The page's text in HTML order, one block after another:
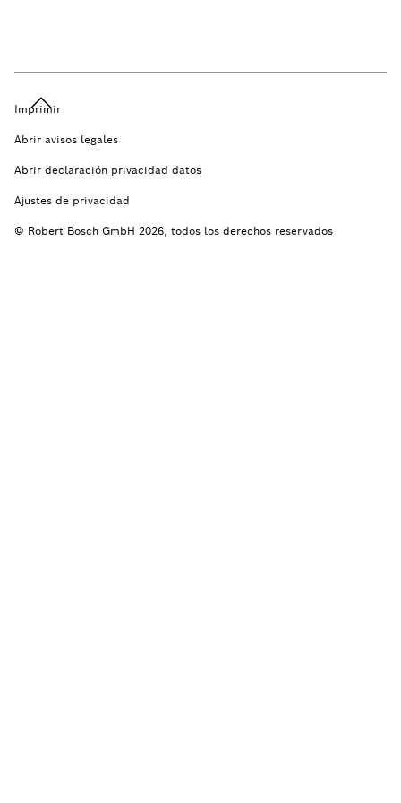
Imprimir
Abrir avisos legales
Abrir declaración privacidad datos
Ajustes de privacidad
© Robert Bosch GmbH 2026, todos los derechos reservados